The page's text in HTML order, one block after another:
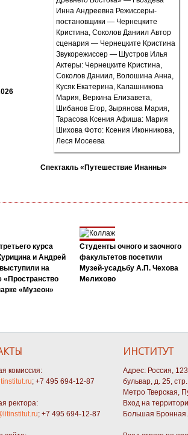
Спектакль «Путешествие Инанны»
курса
и Андрей
на
«Пространство
«Музеон»
Студенты очного и заочного
факультетов посетили
Музей-усадьбу А.П. Чехова
Мелихово
комиссия:
; +7 495 694-12-87
ректора:
; +7 495 694-12-87
ИНСТИТУТ
Адрес: Россия,
бульвар, д. 25,
Метро Тверская,
Вход на
Большая Бронная.